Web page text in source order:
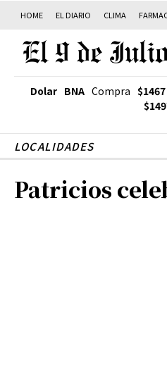
HOME EL DIARIO CLIMA
Dolar BNA Compra $1467
LOCALIDADES
Patricios